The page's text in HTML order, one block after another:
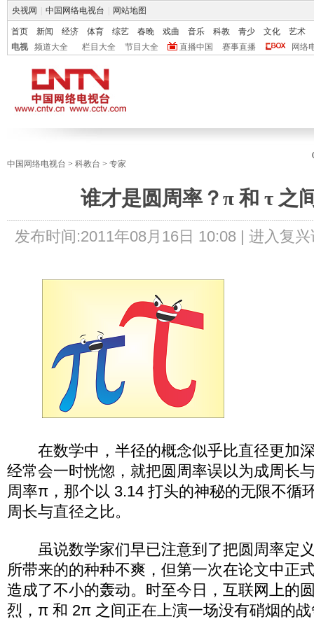
央视网 中国网络电视台 网站地图
首页 新闻 经济 体育 综艺 春晚 戏曲 音乐 科教 青少 文化
艺术
电视
频道大全 栏目大全 节目大全 直播中国 赛事直播 网络
中国网络电视台 > 科教台 > 专家
谁才是圆周率？π 和 τ 之
发布时间:2011年08月16日 10:08 | 进入复兴
在数学中，半径的概念似乎比直径更加
经常会一时恍惚，就把圆周率误以为成周长
周率π，那个以 3.14 打头的神秘的无限不循
周长与直径之比。
虽说数学家们早已注意到了把圆周率定
所带来的的种种不爽，但第一次在论文中正
造成了不小的轰动。时至今日，互联网上的
烈，π 和 2π 之间正在上演一场没有硝烟的